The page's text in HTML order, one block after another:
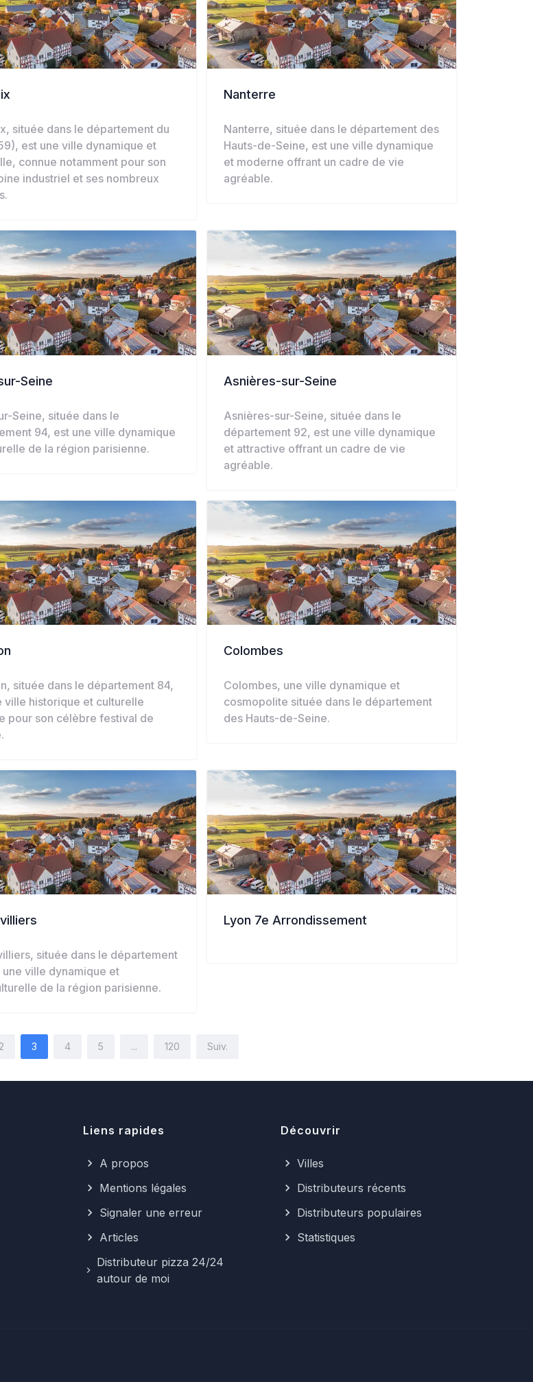
située dans le département du
est une ville dynamique et
connue notamment pour son
industriel et ses nombreux
Nanterre
Nanterre, située dans le département des
Hauts-de-Seine, est une ville dynamique
et moderne offrant un cadre de vie
agréable.
Seine
Seine, située dans le
94, est une ville dynamique
de la région parisienne.
Asnières-sur-Seine
Asnières-sur-Seine, située dans le
département 92, est une ville dynamique
et attractive offrant un cadre de vie
agréable.
située dans le département 84,
ville historique et culturelle
pour son célèbre festival de
Colombes
Colombes, une ville dynamique et
cosmopolite située dans le département
des Hauts-de-Seine.
située dans le département
une ville dynamique et
de la région parisienne.
Lyon 7e Arrondissement
2 3 4 5 ... 120 Suiv.
Liens rapides
A propos
Mentions légales
Signaler une erreur
Articles
Distributeur pizza 24/24
autour de moi
Découvrir
Villes
Distributeurs récents
Distributeurs populaires
Statistiques